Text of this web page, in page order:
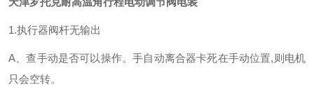
1.执行器阀杆无输出
A、查手动是否可以操作。手自动离合器卡死在手动位置,则电机
只会空转。